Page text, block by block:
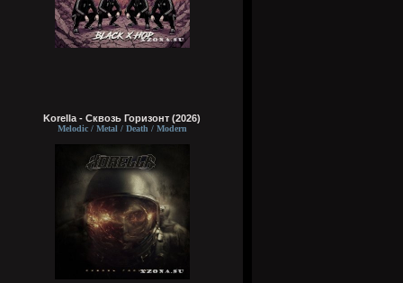
Korella - Сквозь Горизонт (2026)
Melodic / Metal / Death / Modern